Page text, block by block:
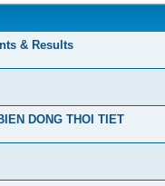
& Results
DONG THOI TIET